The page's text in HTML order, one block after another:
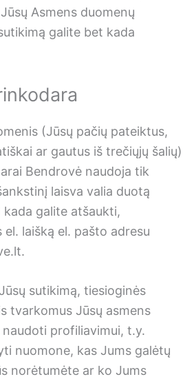
Asmens duomenų
galite bet kada
(Jūsų pačių pateiktus,
ar gautus iš trečiųjų šalių)
Bendrovė naudoja tik
laisva valia duotą
galite atšaukti,
el. laišką el. pašto adresu
sutikimą, tiesioginės
tvarkomus Jūsų asmens
profiliavimui, t.y.
nuomone, kas Jums galėtų
norėtumėte ar ko Jums